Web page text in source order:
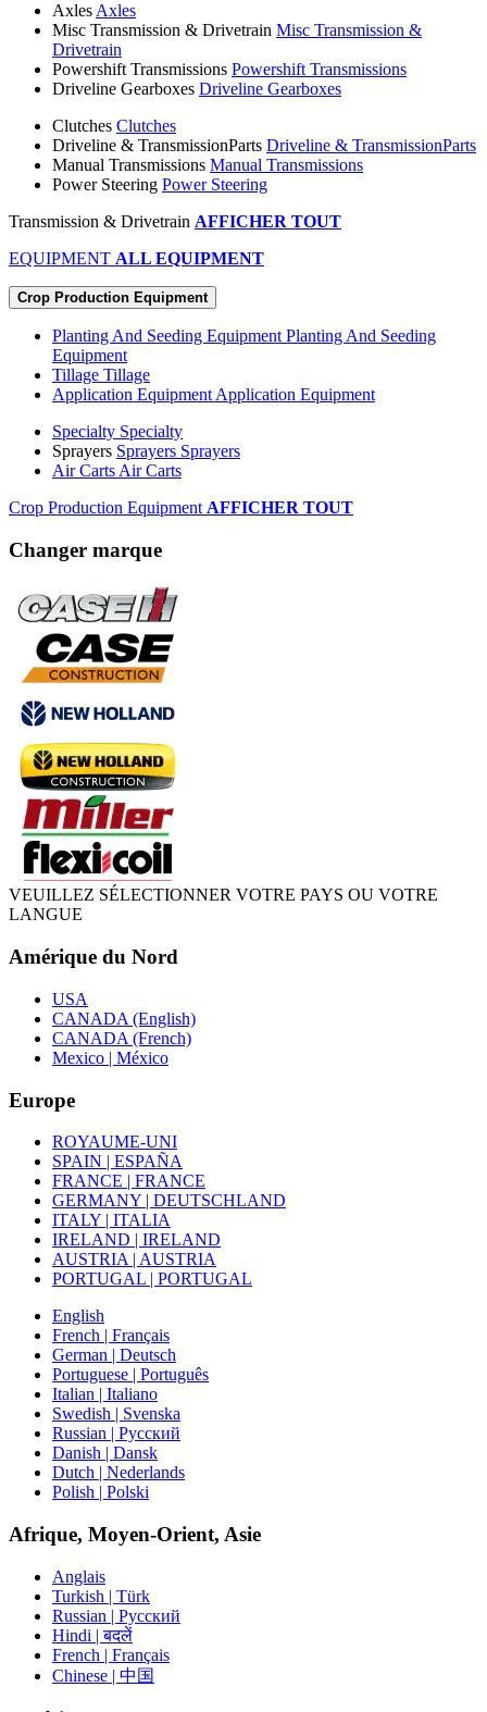
Axles Axles
Misc Transmission & Drivetrain Misc Transmission &
Drivetrain
Powershift Transmissions Powershift Transmissions
Driveline Gearboxes Driveline Gearboxes
Clutches Clutches
Driveline & TransmissionParts Driveline & TransmissionParts
Manual Transmissions Manual Transmissions
Power Steering Power Steering
Transmission & Drivetrain AFFICHER TOUT
EQUIPMENT ALL EQUIPMENT
Crop Production Equipment
Planting And Seeding Equipment Planting And Seeding
Equipment
Tillage Tillage
Application Equipment Application Equipment
Specialty Specialty
Sprayers Sprayers Sprayers
Air Carts Air Carts
Crop Production Equipment AFFICHER TOUT
Changer marque
VEUILLEZ SÉLECTIONNER VOTRE PAYS OU VOTRE
LANGUE
Amérique du Nord
USA
CANADA (English)
CANADA (French)
Mexico | México
Europe
ROYAUME-UNI
SPAIN | ESPAÑA
FRANCE | FRANCE
GERMANY | DEUTSCHLAND
ITALY | ITALIA
IRELAND | IRELAND
AUSTRIA | AUSTRIA
PORTUGAL | PORTUGAL
English
French | Français
German | Deutsch
Portuguese | Português
Italian | Italiano
Swedish | Svenska
Russian | Русский
Danish | Dansk
Dutch | Nederlands
Polish | Polski
Afrique, Moyen-Orient, Asie
Anglais
Turkish | Türk
Russian | Русский
Hindi | बदलें
French | Français
Chinese | 中国